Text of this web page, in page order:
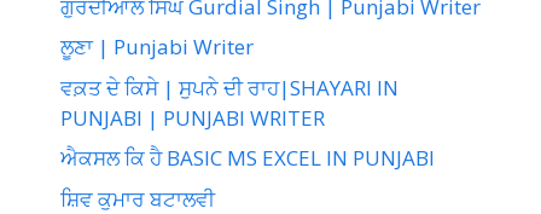
ਗੁਰਦੀਆਲ ਸਿੰਘ Gurdial Singh | Punjabi Writer
ਲੂਣਾ | Punjabi Writer
ਵਕ਼ਤ ਦੇ ਕਿਸੇ | ਸੁਪਨੇ ਦੀ ਰਾਹ|SHAYARI IN
PUNJABI | PUNJABI WRITER
ਐਕਸਲ ਕਿ ਹੈ BASIC MS EXCEL IN PUNJABI
ਸ਼ਿਵ ਕੁਮਾਰ ਬਟਾਲਵੀ